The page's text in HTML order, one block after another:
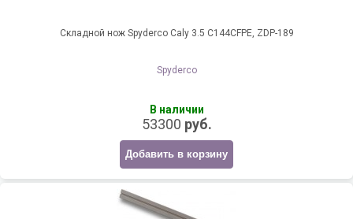
Складной нож Spyderco Caly 3.5 C144CFPE, ZDP-189
Spyderco
В наличии
53300 руб.
Добавить в корзину